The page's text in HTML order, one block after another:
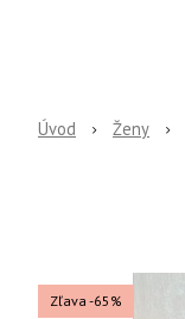
Úvod Ženy
Zľava -65%